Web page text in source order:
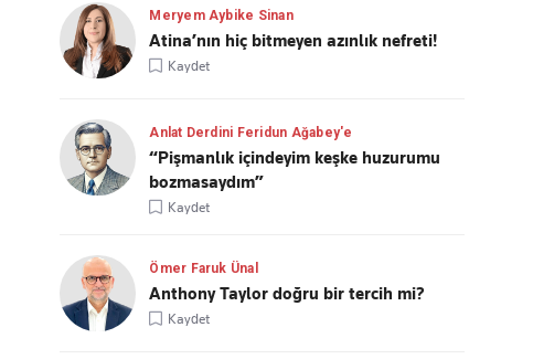
Meryem Aybike Sinan
Atina’nın hiç bitmeyen azınlık nefreti!
Kaydet
Anlat Derdini Feridun Ağabey'e
“Pişmanlık içindeyim keşke huzurumu
bozmasaydım”
Kaydet
Ömer Faruk Ünal
Anthony Taylor doğru bir tercih mi?
Kaydet